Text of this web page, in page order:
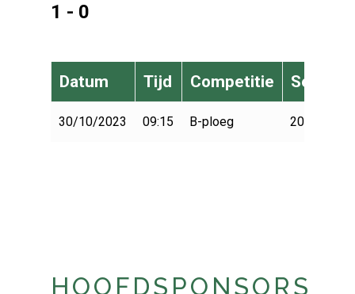
1 - 0
Datum Tijd Competitie Seizoen
30/10/2023 09:15 B-ploeg 2023-2024
HOOFDSPONSORS